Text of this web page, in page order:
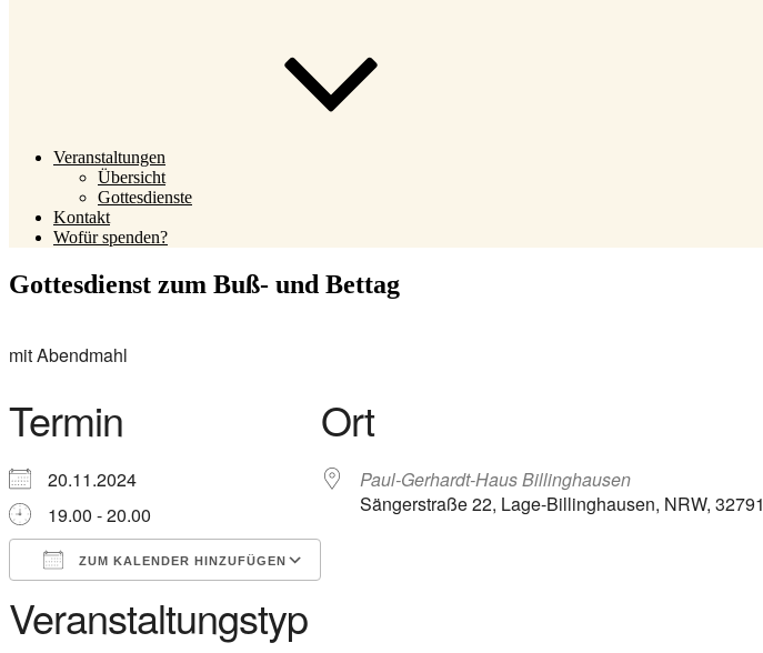
Veranstaltungen
Übersicht
Gottesdienste
Kontakt
Wofür spenden?
Gottesdienst zum Buß- und Bettag
mit Abendmahl
Termin
20.11.2024
19.00 - 20.00
ZUM KALENDER HINZUFÜGEN
ICS herunterladen
Google Kalender
iCalendarOffice 365Outlook Live
Ort
Paul-Gerhardt-Haus Billinghausen
Sängerstraße 22, Lage-Billinghausen, NRW, 32791
Veranstaltungstyp